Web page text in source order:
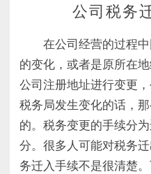
公司税务
在公司经营的过程中
的变化，或者是原所在
公司注册地址进行变更
税务局发生变化的话，
的。税务变更的手续分
分。很多人可能对税务
务迁入手续不是很清楚